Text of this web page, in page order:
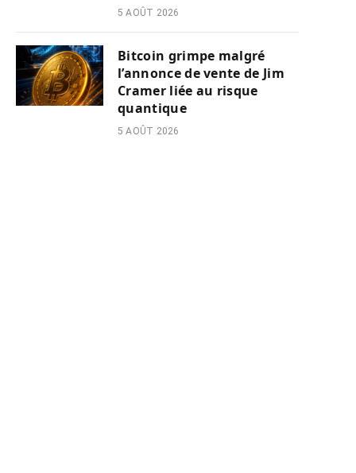
5 AOÛT 2026
Bitcoin grimpe malgré
l’annonce de vente de Jim
Cramer liée au risque
quantique
5 AOÛT 2026